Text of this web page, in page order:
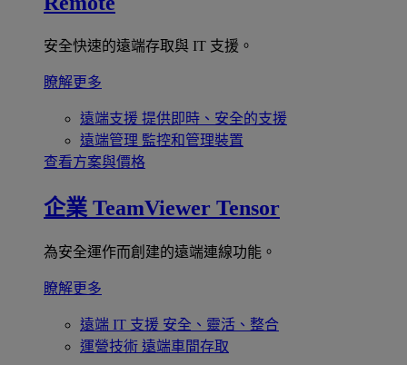
安全快速的遠端存取與 IT 支援。
瞭解更多
遠端支援 提供即時、安全的支援
遠端管理 監控和管理裝置
查看方案與價格
企業 TeamViewer Tensor
為安全運作而創建的遠端連線功能。
瞭解更多
遠端 IT 支援 安全、靈活、整合
運營技術 遠端車間存取